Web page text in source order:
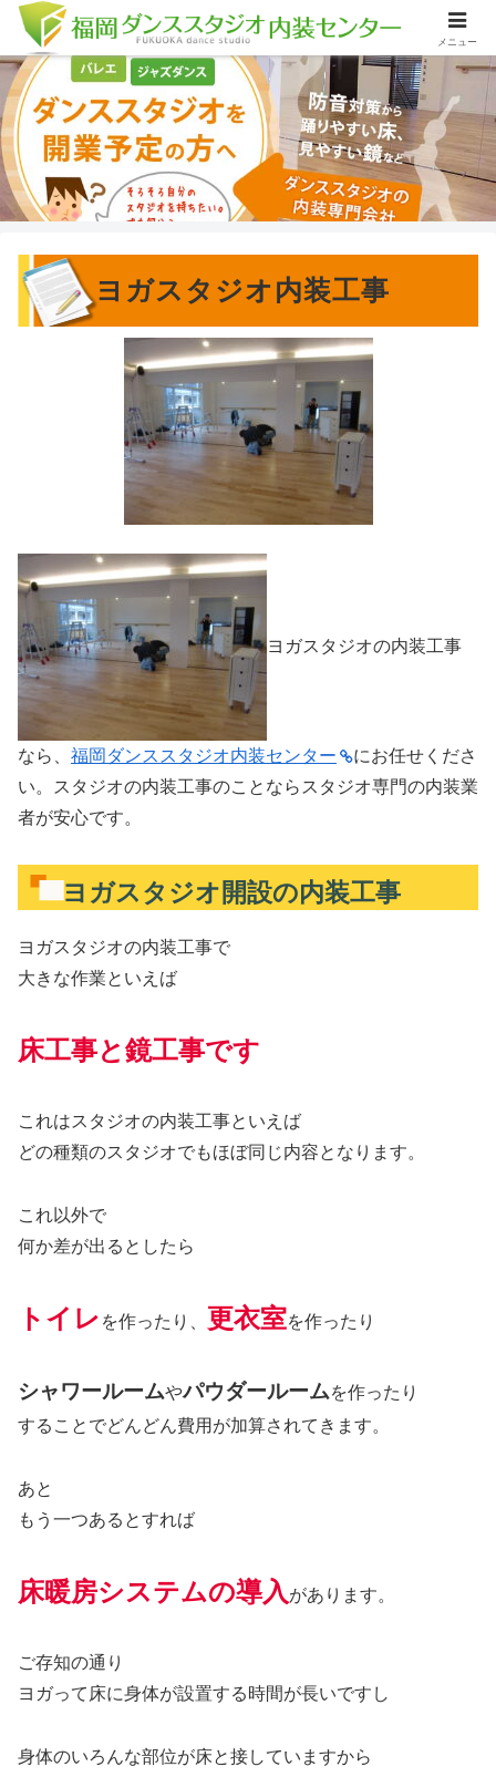
ヨガスタジオ内装工事
ヨガスタジオの内装工事
なら、 福岡ダンススタジオ内装センター
にお任せくださ
い。スタジオの内装工事のことならスタジオ専門の内装業
者が安心です。
ヨガスタジオ開設の内装工事
ヨガスタジオの内装工事で
大きな作業といえば
床工事と鏡工事です
これはスタジオの内装工事といえば
どの種類のスタジオでもほぼ同じ内容となります。
これ以外で
何か差が出るとしたら
トイレ を作ったり、 更衣室を作ったり
シャワールームやパウダールームを作ったり
することでどんどん費用が加算されてきます。
あと
もう一つあるとすれば
床暖房システムの導入 があります。
ご存知の通り
ヨガって床に身体が設置する時間が長いですし
身体のいろんな部位が床と接していますから
メニュー